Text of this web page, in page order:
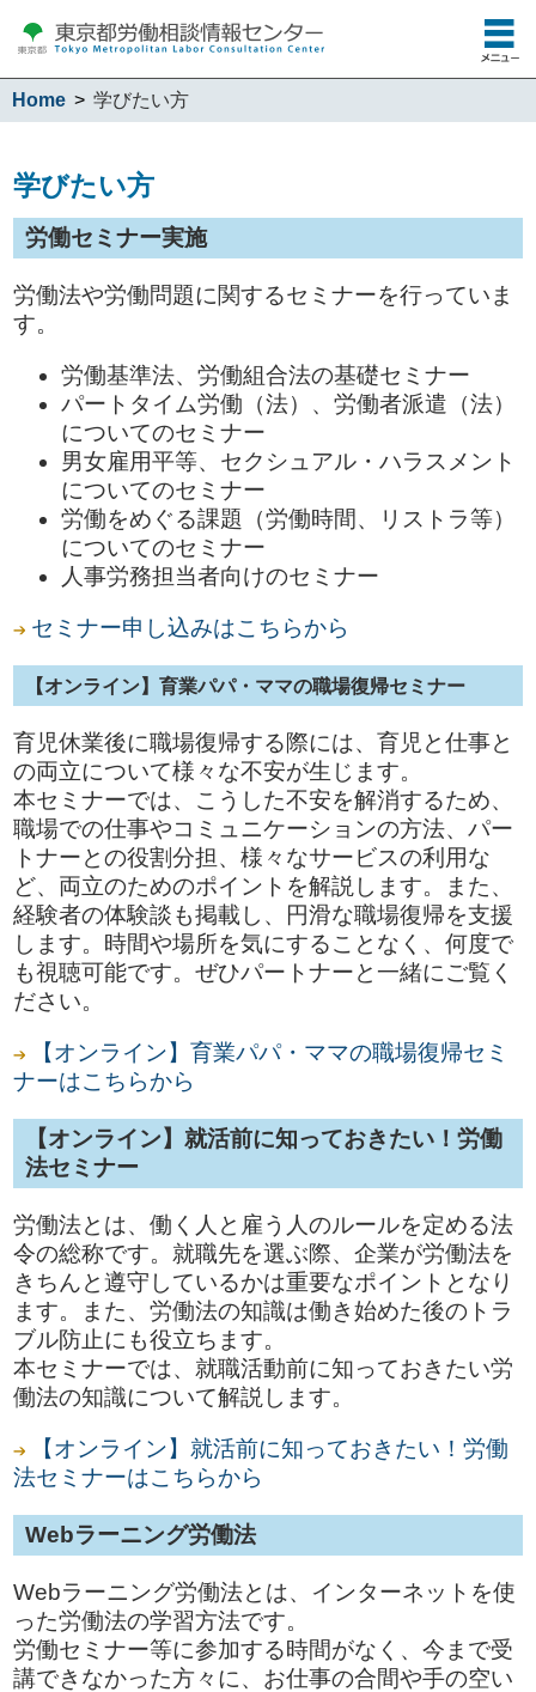
Home 学びたい方
学びたい方
労働セミナー実施
労働法や労働問題に関するセミナーを行っていま
す。
労働基準法、労働組合法の基礎セミナー
パートタイム労働（法）、労働者派遣（法）
についてのセミナー
男女雇用平等、セクシュアル・ハラスメント
についてのセミナー
労働をめぐる課題（労働時間、リストラ等）
についてのセミナー
人事労務担当者向けのセミナー
セミナー申し込みはこちらから
【オンライン】育業パパ・ママの職場復帰セミナー
育児休業後に職場復帰する際には、育児と仕事と
の両立について様々な不安が生じます。
本セミナーでは、こうした不安を解消するため、
職場での仕事やコミュニケーションの方法、パー
トナーとの役割分担、様々なサービスの利用な
ど、両立のためのポイントを解説します。また、
経験者の体験談も掲載し、円滑な職場復帰を支援
します。時間や場所を気にすることなく、何度で
も視聴可能です。ぜひパートナーと一緒にご覧く
ださい。
【オンライン】育業パパ・ママの職場復帰セミ
ナーはこちらから
【オンライン】就活前に知っておきたい！労働
法セミナー
労働法とは、働く人と雇う人のルールを定める法
令の総称です。就職先を選ぶ際、企業が労働法を
きちんと遵守しているかは重要なポイントとなり
ます。また、労働法の知識は働き始めた後のトラ
ブル防止にも役立ちます。
本セミナーでは、就職活動前に知っておきたい労
働法の知識について解説します。
【オンライン】就活前に知っておきたい！労働
法セミナーはこちらから
Webラーニング労働法
Webラーニング労働法とは、インターネットを使
った労働法の学習方法です。
労働セミナー等に参加する時間がなく、今まで受
講できなかった方々に、お仕事の合間や手の空い